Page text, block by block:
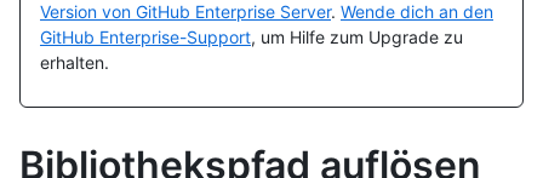
Version von GitHub Enterprise Server. Wende dich an den
GitHub Enterprise-Support, um Hilfe zum Upgrade zu
erhalten.
Bibliothekspfad auflösen